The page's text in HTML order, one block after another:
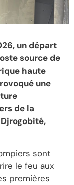
un départ
source de
haute
une
de la
sont
le feu aux
premières